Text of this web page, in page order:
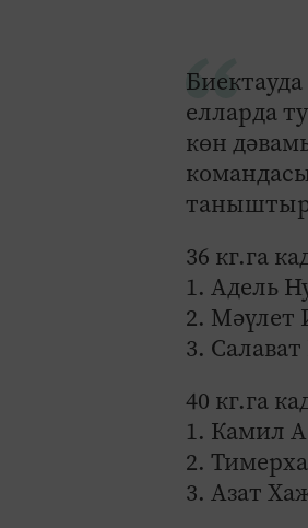
елларда
көн
36 кг.га
1. Адель
2. Мәүлет
3.
40 кг.га
1. Камил
2.
3. Азат